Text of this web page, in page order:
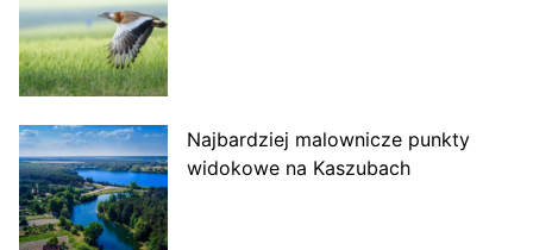
Najbardziej malownicze punkty
widokowe na Kaszubach